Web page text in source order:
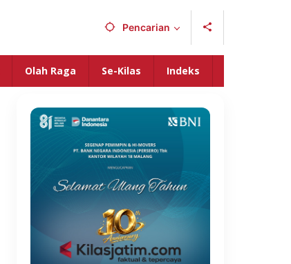
Pencarian
Olah Raga Se-Kilas Indeks